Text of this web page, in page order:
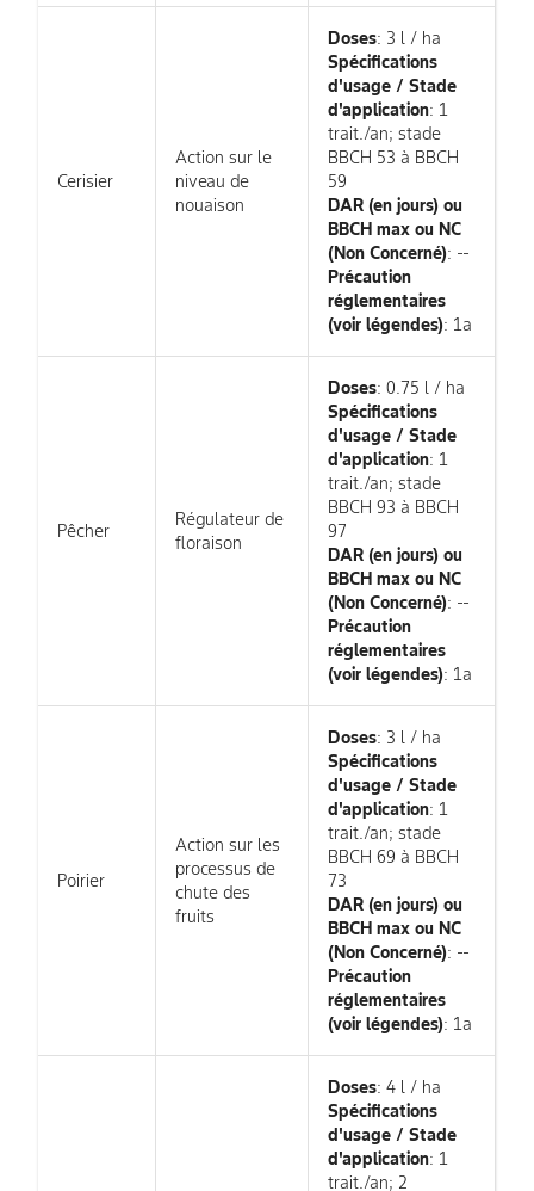
Cerisier
Action sur le
niveau de
nouaison
Doses: 3 l / ha
Spécifications
d'usage / Stade
d'application: 1
trait./an; stade
BBCH 53 à BBCH
59
DAR (en jours) ou
BBCH max ou NC
(Non Concerné): --
Précaution
réglementaires
(voir légendes): 1a
Pêcher
Régulateur de
floraison
Doses: 0.75 l / ha
Spécifications
d'usage / Stade
d'application: 1
trait./an; stade
BBCH 93 à BBCH
97
DAR (en jours) ou
BBCH max ou NC
(Non Concerné): --
Précaution
réglementaires
(voir légendes): 1a
Poirier
Action sur les
processus de
chute des
fruits
Doses: 3 l / ha
Spécifications
d'usage / Stade
d'application: 1
trait./an; stade
BBCH 69 à BBCH
73
DAR (en jours) ou
BBCH max ou NC
(Non Concerné): --
Précaution
réglementaires
(voir légendes): 1a
Doses: 4 l / ha
Spécifications
d'usage / Stade
d'application: 1
trait./an; 2